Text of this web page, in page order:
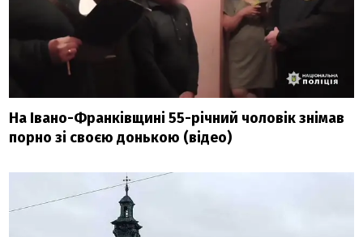
На Івано-Франківщині 55-річний чоловік знімав
порно зі своєю донькою (відео)